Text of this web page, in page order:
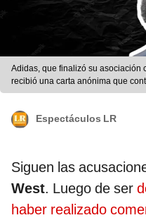
Adidas, que finalizó su asociación
recibió una carta anónima que
Foto: composición LR/Adidas/
Espectáculos LR
Siguen las
West. Luego de ser
haber realizado